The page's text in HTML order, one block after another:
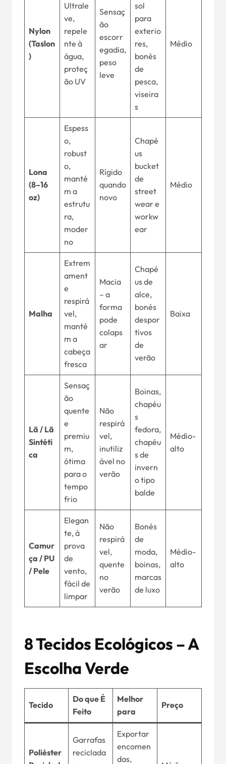
Nylon
(Taslon
)
Ultrale
ve,
repele
nte à
água,
proteç
ão UV
Sensaç
ão
escorr
egadia,
peso
leve
sol
para
exterio
res,
bonés
de
pesca,
viseira
s
Médio
Lona
(8–16
oz)
Espess
o,
robust
o,
manté
m a
estrutu
ra,
moder
no
Rígido
quando
novo
Chapé
us
bucket
de
street
wear e
workw
ear
Médio
Malha
Extrem
ament
e
respirá
vel,
manté
m a
cabeça
fresca
Macia
– a
forma
pode
colaps
ar
Chapé
us de
alce,
bonés
despor
tivos
de
verão
Baixa
Lã / Lã
Sintéti
ca
Sensaç
ão
quente
e
premiu
m,
ótima
para o
tempo
frio
Não
respirá
vel,
inutiliz
ável no
verão
Boinas,
chapéu
s
fedora,
chapéu
s de
invern
o tipo
balde
Médio-
alto
Camur
ça / PU
/ Pele
Elegan
te, à
prova
de
vento,
fácil de
limpar
Não
respirá
vel,
quente
no
verão
Bonés
de
moda,
boinas,
marcas
de luxo
Médio-
alto
8 Tecidos Ecológicos – A
Escolha Verde
Tecido
Do que É
Feito
Melhor
para
Preço
Poliéster
Garrafas
reciclada
Exportar
encomen
das,